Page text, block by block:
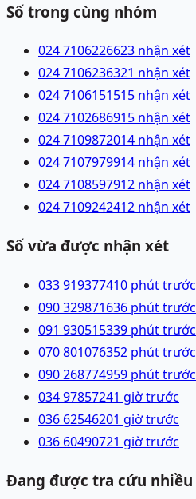
Số trong cùng nhóm
024 7106226623 nhận xét
024 7106236321 nhận xét
024 7106151515 nhận xét
024 7102686915 nhận xét
024 7109872014 nhận xét
024 7107979914 nhận xét
024 7108597912 nhận xét
024 7109242412 nhận xét
Số vừa được nhận xét
033 919377410 phút trước
090 329871636 phút trước
091 930515339 phút trước
070 801076352 phút trước
090 268774959 phút trước
034 97857241 giờ trước
036 62546201 giờ trước
036 60490721 giờ trước
Đang được tra cứu nhiều